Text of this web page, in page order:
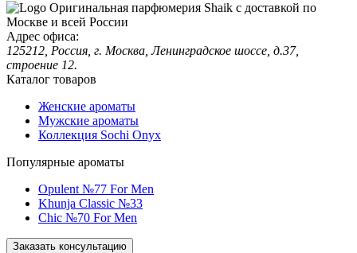
Оригинальная парфюмерия Shaik с доставкой по
Москве и всей России
Адрес офиса:
125212, Россия, г. Москва, Ленинградское шоссе, д.37,
строение 12.
Каталог товаров
Женские ароматы
Мужские ароматы
Коллекция Sochi Onyx
Популярные ароматы
Opulent №77 For Men
Khunja Classic №33
Chic №70 For Men
Заказать консультацию